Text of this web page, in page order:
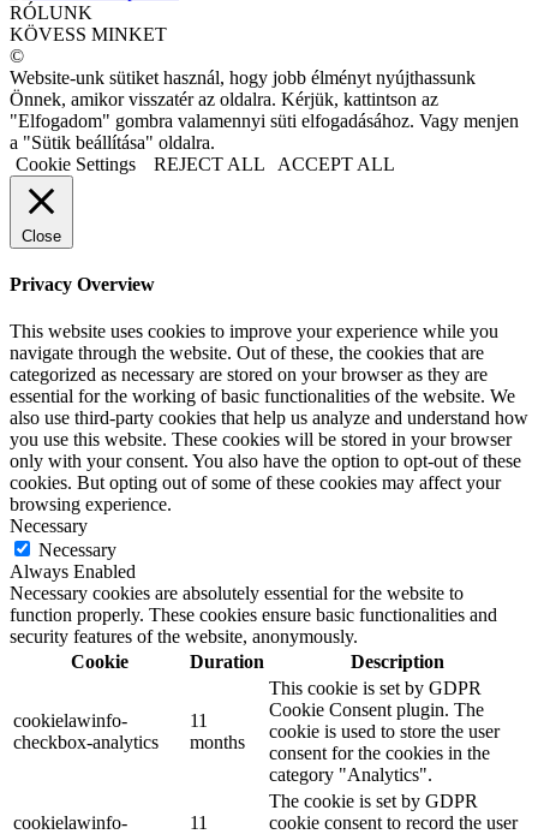
RÓLUNK
KÖVESS MINKET
©
Website-unk sütiket használ, hogy jobb élményt nyújthassunk
Önnek, amikor visszatér az oldalra. Kérjük, kattintson az
"Elfogadom" gombra valamennyi süti elfogadásához. Vagy menjen
a "Sütik beállítása" oldalra.
Cookie Settings
REJECT ALL ACCEPT ALL
Close
Privacy Overview
This website uses cookies to improve your experience while you
navigate through the website. Out of these, the cookies that are
categorized as necessary are stored on your browser as they are
essential for the working of basic functionalities of the website. We
also use third-party cookies that help us analyze and understand how
you use this website. These cookies will be stored in your browser
only with your consent. You also have the option to opt-out of these
cookies. But opting out of some of these cookies may affect your
browsing experience.
Necessary
Necessary
Always Enabled
Necessary cookies are absolutely essential for the website to
function properly. These cookies ensure basic functionalities and
security features of the website, anonymously.
Cookie
Duration Description
cookielawinfo-
checkbox-analytics
11
months
This cookie is set by GDPR
Cookie Consent plugin. The
cookie is used to store the user
consent for the cookies in the
category "Analytics".
cookielawinfo-
11
The cookie is set by GDPR
cookie consent to record the user